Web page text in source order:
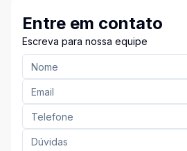
Entre em contato
Escreva para nossa equipe